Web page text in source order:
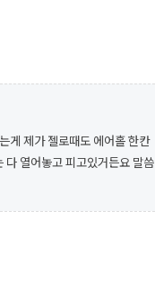
게 제가 젤로때도 에어홀 한칸
다 열어놓고 피고있거든요 말씀